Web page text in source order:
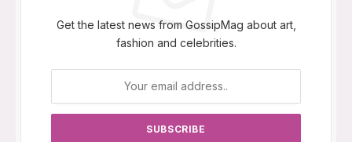
Get the latest news from GossipMag about art,
fashion and celebrities.